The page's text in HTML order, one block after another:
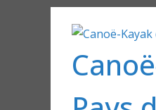
contenu